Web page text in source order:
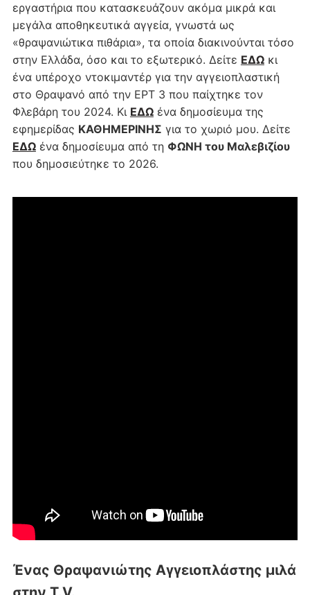
εργαστήρια που κατασκευάζουν ακόμα μικρά και
μεγάλα αποθηκευτικά αγγεία, γνωστά ως
«θραψανιώτικα πιθάρια», τα οποία διακινούνται τόσο
στην Ελλάδα, όσο και το εξωτερικό. Δείτε ΕΔΩκι
ένα υπέροχο ντοκιμαντέρ για την αγγειοπλαστική
στο Θραψανό από την ΕΡΤ 3 που παίχτηκε τον
Φλεβάρη του 2024. Κι ΕΔΩένα δημοσίευμα της
εφημερίδας ΚΑΘΗΜΕΡΙΝΗΣ για το χωριό μου. Δείτε
ΕΔΩένα δημοσίευμα από τη ΦΩΝΗ του Μαλεβιζίου
που δημοσιεύτηκε το 2026.
Ένας Θραψανιώτης Αγγειοπλάστης μιλά